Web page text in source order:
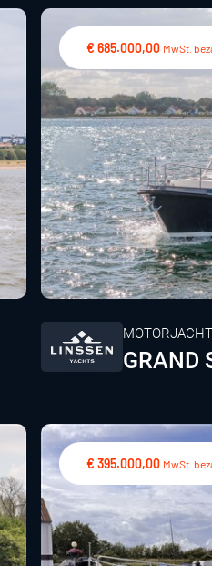
€ 685.000,00 MwSt.
MOTORJACHT
GRAND
€ 395.000,00 MwSt.